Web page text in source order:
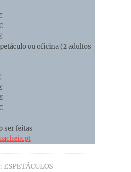
ou oficina (2 adultos
ser feitas
ESPETÁCULOS